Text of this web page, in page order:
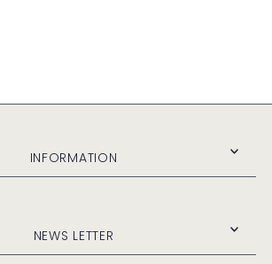
INFORMATION
NEWS LETTER